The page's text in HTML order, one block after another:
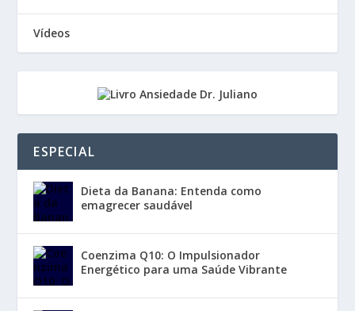
Vídeos
ESPECIAL
Dieta da Banana: Entenda como
emagrecer saudável
Coenzima Q10: O Impulsionador
Energético para uma Saúde Vibrante